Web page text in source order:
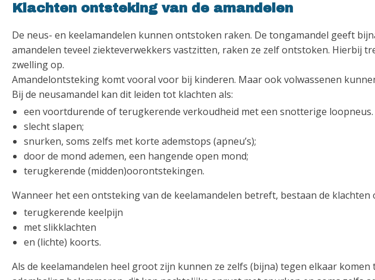
Klachten ontsteking van de amandelen
De neus- en keelamandelen kunnen ontstoken raken. De tongamandel geeft
amandelen teveel ziekteverwekkers vastzitten, raken ze zelf ontstoken. Hierbij
zwelling op.
Amandelontsteking komt vooral voor bij kinderen. Maar ook volwassenen
Bij de neusamandel kan dit leiden tot klachten als:
een voortdurende of terugkerende verkoudheid met een snotterige loopneus.
slecht slapen;
snurken, soms zelfs met korte ademstops (apneu’s);
door de mond ademen, een hangende open mond;
terugkerende (midden)oorontstekingen.
Wanneer het een ontsteking van de keelamandelen betreft, bestaan de klachten
terugkerende keelpijn
met slikklachten
en (lichte) koorts.
Als de keelamandelen heel groot zijn kunnen ze zelfs (bijna) tegen elkaar